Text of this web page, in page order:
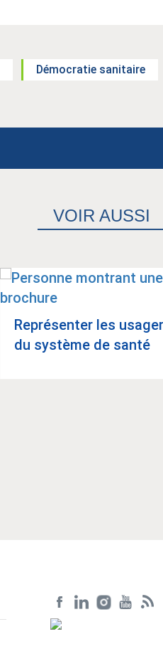
Démocratie sanitaire
VOIR AUSSI
Repré­sen­ter les
du sys­tème de santé